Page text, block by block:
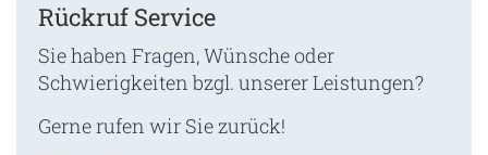
Rückruf Service
Sie haben Fragen, Wünsche oder
Schwierigkeiten bzgl. unserer Leistungen?
Gerne rufen wir Sie zurück!